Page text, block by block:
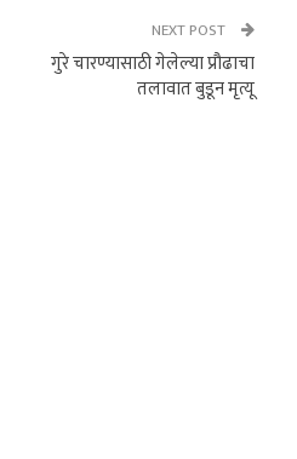
NEXT POST
गुरे चारण्यासाठी गेलेल्या प्रौढाचा
तलावात बुडून मृत्यू